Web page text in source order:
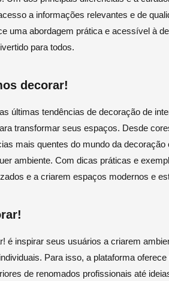
a informações relevantes e de
uma abordagem prática e acessível à
para todos.
decorar!
últimas tendências de decoração de
transformar seus espaços. Desde
mais quentes do mundo da
ambiente. Com dicas práticas e
e a criarem espaços modernos e
é inspirar seus usuários a criarem
Para isso, a plataforma
de renomados profissionais até